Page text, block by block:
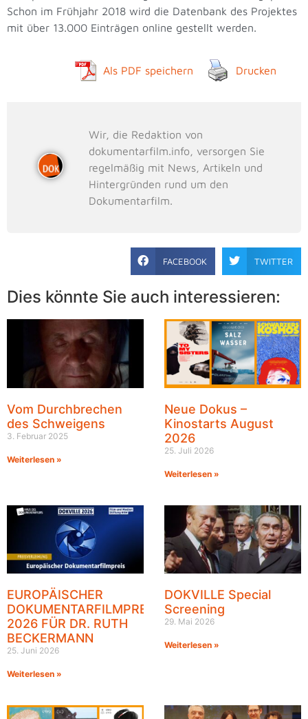
Schon im Frühjahr 2018 wird die Datenbank des Projektes
mit über 13.000 Einträgen online gestellt werden.
Als PDF speichern Drucken
Wir, die Redaktion von
dokumentarfilm.info, versorgen Sie
regelmäßig mit News, Artikeln und
Hintergründen rund um den
Dokumentarfilm.
FACEBOOK TWITTER
Dies könnte Sie auch interessieren:
Vom Durchbrechen
des Schweigens
3. Februar 2025
Weiterlesen »
Neue Dokus –
Kinostarts August
2026
25. Juli 2026
Weiterlesen »
EUROPÄISCHER
DOKUMENTARFILMPREIS
2026 FÜR DR. RUTH
BECKERMANN
25. Juni 2026
Weiterlesen »
DOKVILLE Special
Screening
29. Mai 2026
Weiterlesen »